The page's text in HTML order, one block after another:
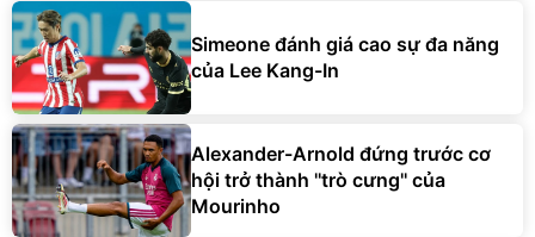
Simeone đánh giá cao sự đa năng
của Lee Kang-In
Alexander-Arnold đứng trước cơ
hội trở thành ''trò cưng'' của
Mourinho